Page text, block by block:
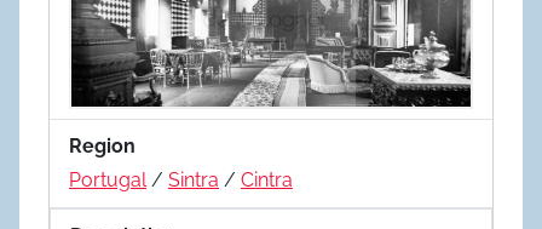
Region
Portugal/ Sintra / Cintra